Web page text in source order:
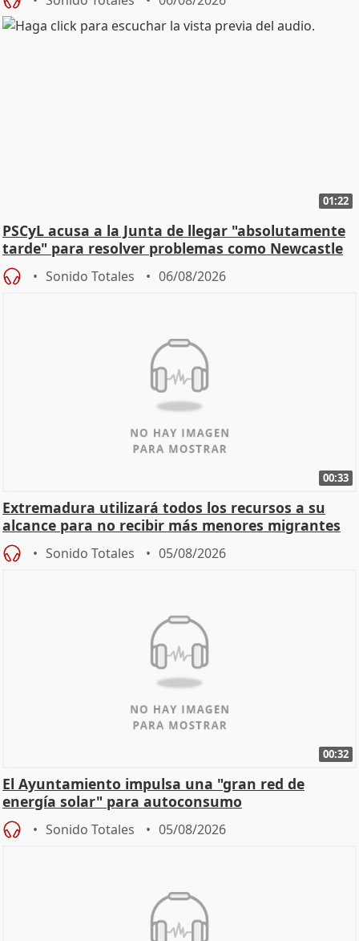
01:22
PSCyL acusa a la Junta de llegar "absolutamente
tarde" para resolver problemas como Newcastle
Sonido Totales 06/08/2026
00:33
Extremadura utilizará todos los recursos a su
alcance para no recibir más menores migrantes
Sonido Totales 05/08/2026
00:32
El Ayuntamiento impulsa una "gran red de
energía solar" para autoconsumo
Sonido Totales 05/08/2026